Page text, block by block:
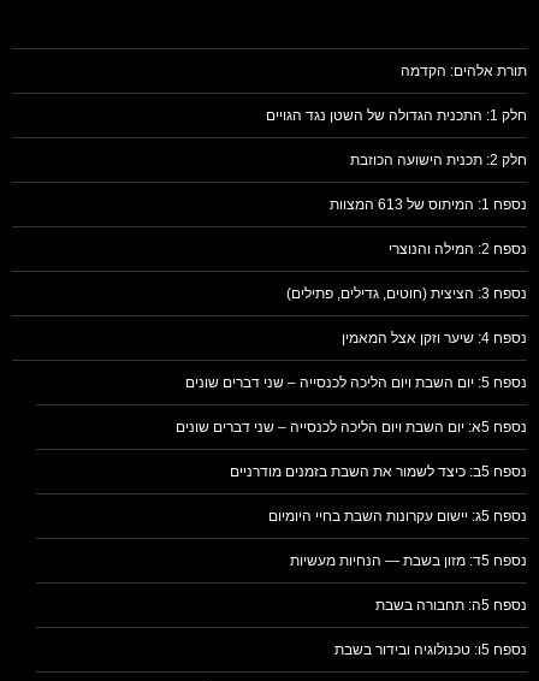
תורת אלהים: הקדמה
חלק 1: התכנית הגדולה של השטן נגד הגויים
חלק 2: תכנית הישועה הכוזבת
נספח 1: המיתוס של 613 המצוות
נספח 2: המילה והנוצרי
נספח 3: הציצית (חוטים, גדילים, פתילים)
נספח 4: שיער וזקן אצל המאמין
נספח 5: יום השבת ויום הליכה לכנסייה – שני דברים שונים
נספח 5א: יום השבת ויום הליכה לכנסייה – שני דברים שונים
נספח 5ב: כיצד לשמור את השבת בזמנים מודרניים
נספח 5ג: יישום עקרונות השבת בחיי היומיום
נספח 5ד: מזון בשבת — הנחיות מעשיות
נספח 5ה: תחבורה בשבת
נספח 5ו: טכנולוגיה ובידור בשבת